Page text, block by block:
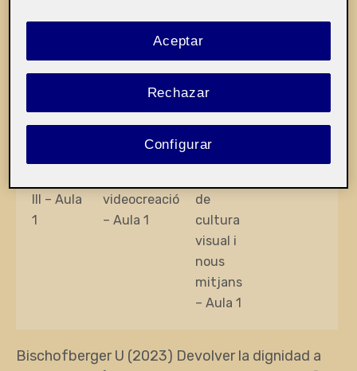
Diez TIPS que ayudan a recibir
una evaluación en arte
III – Aula
1
videocreació
– Aula 1
de
cultura
visual i
nous
mitjans
– Aula 1
Bischofberger U (2023) Devolver la dignidad a
Rechazar
Aceptar
Configurar